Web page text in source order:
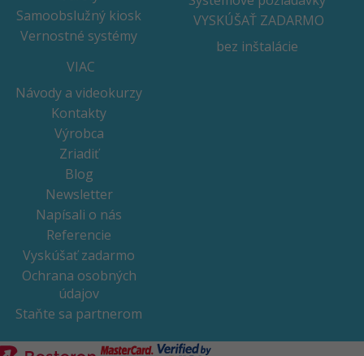
Samoobslužný kiosk
Vernostné systémy
VYSKÚŠAŤ ZADARMO
bez inštalácie
VIAC
Návody a videokurzy
Kontakty
Výrobca
Zriadiť
Blog
Newsletter
Napísali o nás
Referencie
Vyskúšať zadarmo
Ochrana osobných
údajov
Staňte sa partnerom